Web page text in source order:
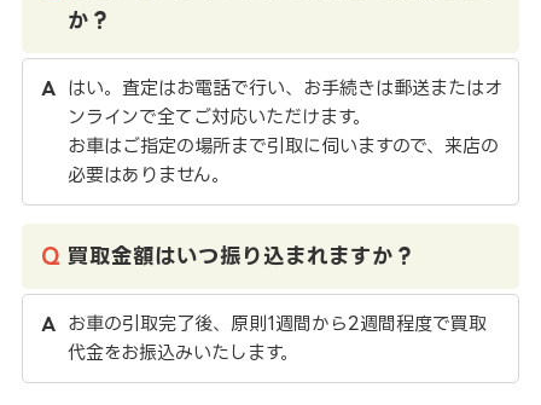
か？
はい。査定はお電話で行い、お手続きは郵送またはオ
ンラインで全てご対応いただけます。
お車はご指定の場所まで引取に伺いますので、来店の
必要はありません。
買取金額はいつ振り込まれますか？
お車の引取完了後、原則1週間から2週間程度で買取
代金をお振込みいたします。